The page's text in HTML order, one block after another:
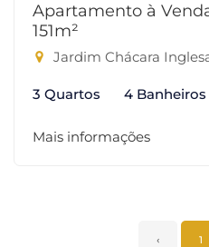
Apartamento à
151m²
Jardim Chácara Inglesa,
3 Quartos 4 Banheiros
Mais informações
‹ 1